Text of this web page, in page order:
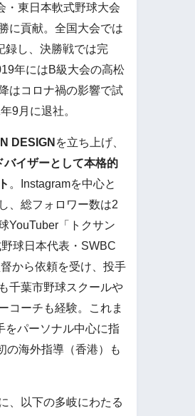
・東日本軟式野球大会
に貢献。全国大会では
録し、決勝戦では完
年にはB級大会の高松
はコロナ禍の影響で試
9月に退社。
DESIGN を立ち上げ、
バイザーとして本格的
。Instagramを中心と
、総フォロワー数は2
YouTuber「トクサン
球日本代表・SWBC
から依頼を受け、投手
千葉市野球スクールや
コーチも経験。これま
をパーソナル中心に指
の海外指導（香港）も
、以下の多岐にわたる